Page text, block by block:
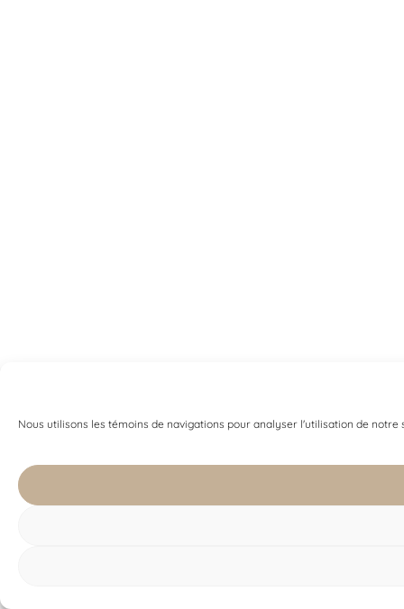
Nous utilisons les témoins de navigations pour analyser l'utilisation de